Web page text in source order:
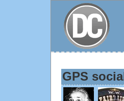
GPS social